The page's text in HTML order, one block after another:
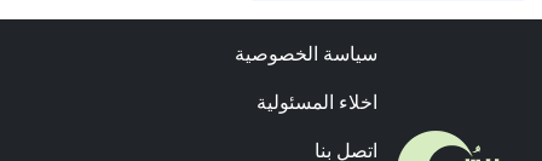
سياسة الخصوصية
اخلاء المسئولية
اتصل بنا